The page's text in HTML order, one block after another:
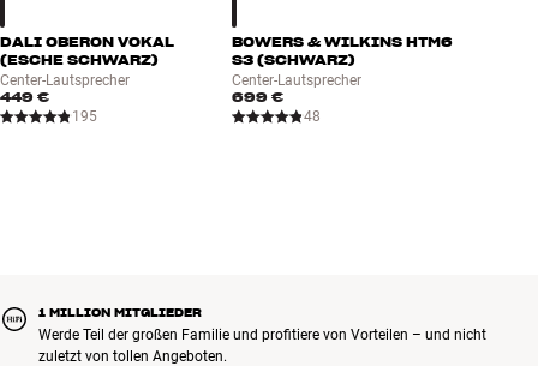
DALI OBERON VOKAL
(ESCHE SCHWARZ)
Center-Lautsprecher
449 €
195
BOWERS & WILKINS HTM6
S3 (SCHWARZ)
Center-Lautsprecher
699 €
48
1 MILLION MITGLIEDER
Werde Teil der großen Familie und profitiere von Vorteilen – und nicht
zuletzt von tollen Angeboten.